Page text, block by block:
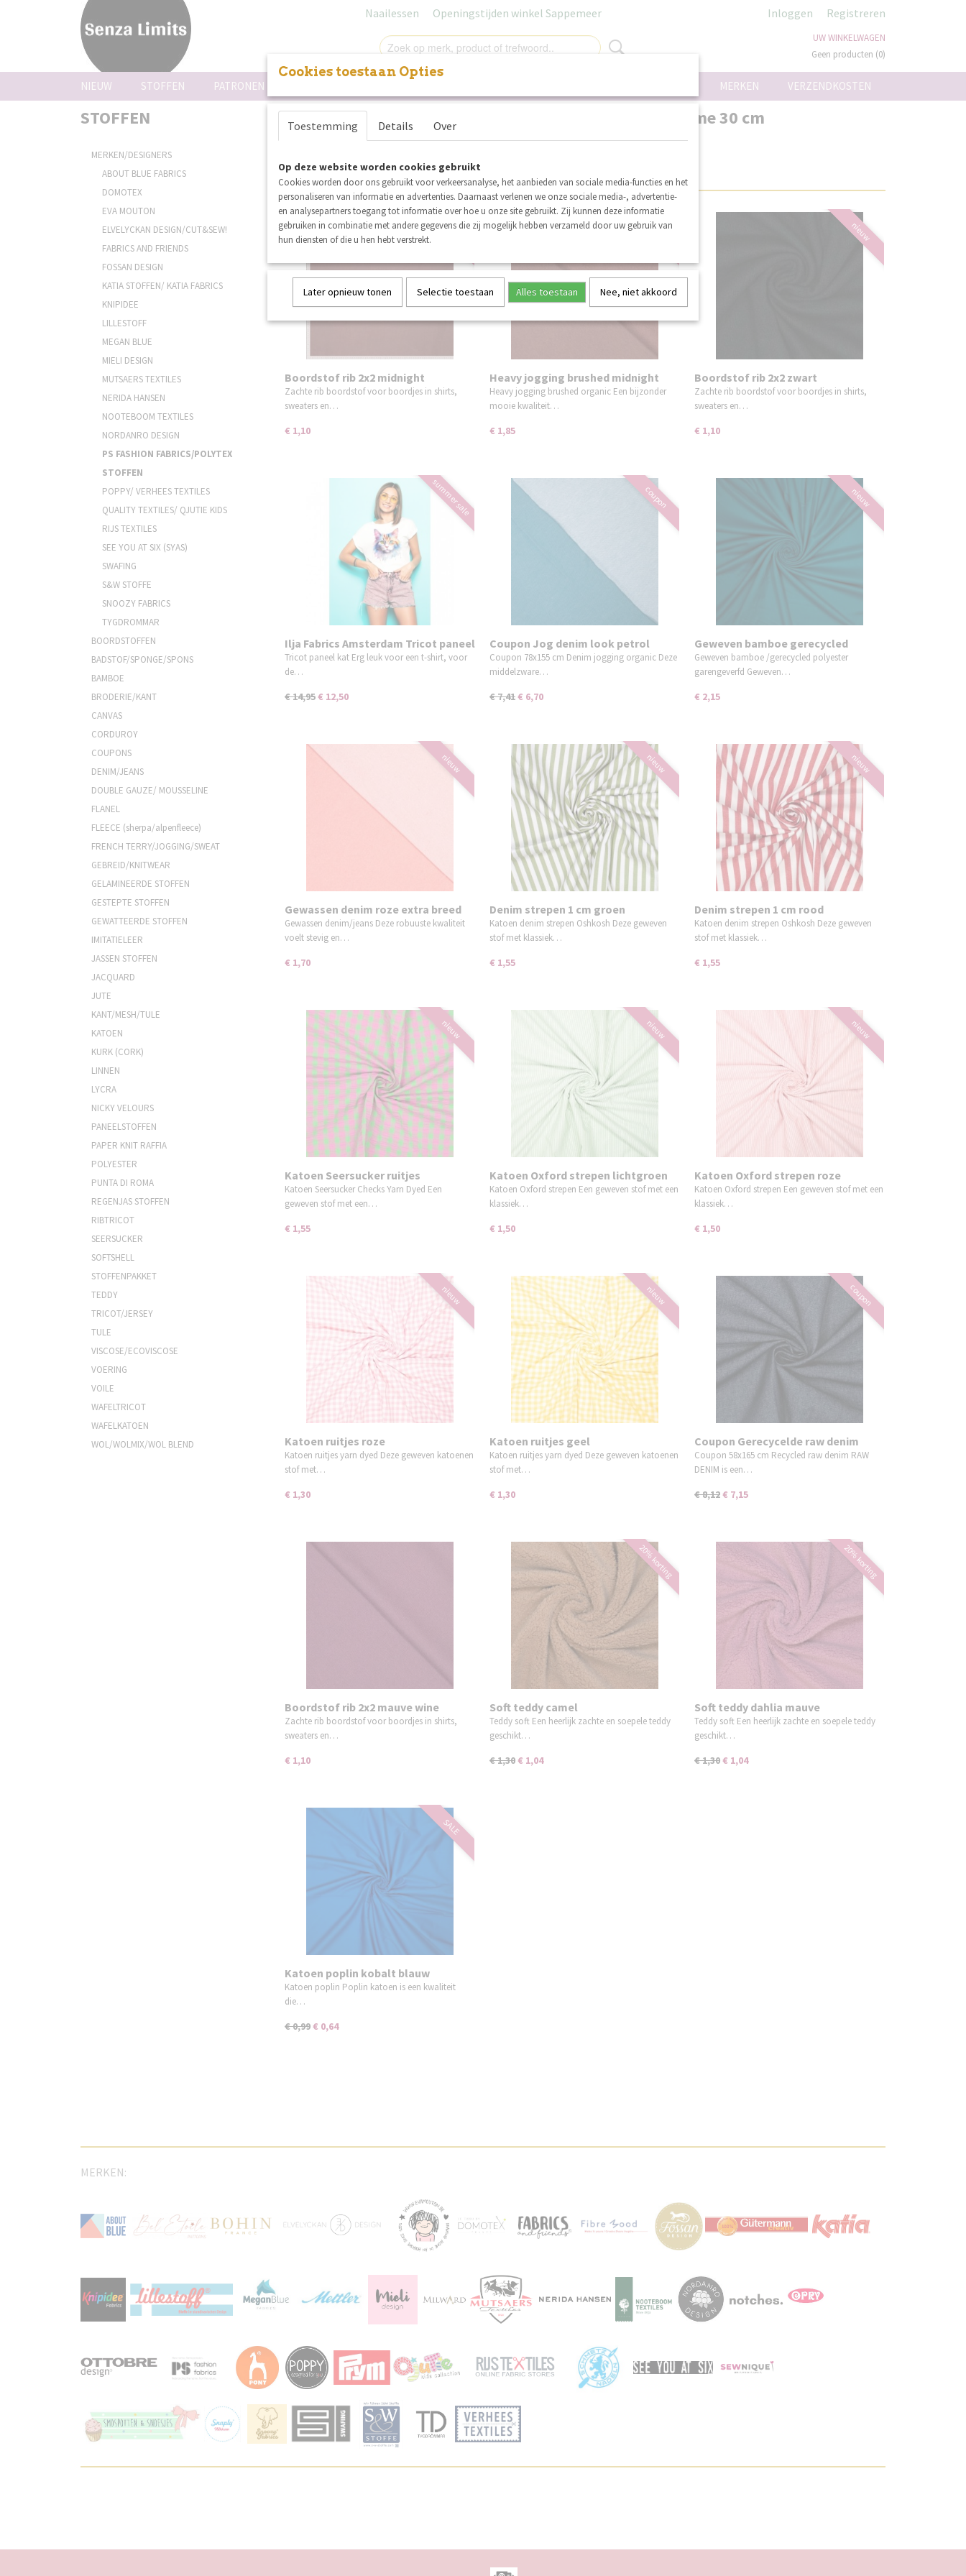
Naailessen Openingstijden winkel Sappemeer Inloggen Registreren
UW WINKELWAGEN
Geen producten (0)
VERZENDKOSTEN
MERKEN
NIEUW STOFFEN PATRONEN
STOFFEN
MERKEN/DESIGNERS
ABOUT BLUE FABRICS
DOMOTEX
EVA MOUTON
ELVELYCKAN DESIGN/CUT&SEW!
FABRICS AND FRIENDS
FOSSAN DESIGN
KATIA STOFFEN/ KATIA FABRICS
KNIPIDEE
LILLESTOFF
MEGAN BLUE
MIELI DESIGN
MUTSAERS TEXTILES
NERIDA HANSEN
NOOTEBOOM TEXTILES
NORDANRO DESIGN
PS FASHION FABRICS/POLYTEX
STOFFEN
POPPY/ VERHEES TEXTILES
QUALITY TEXTILES/ QJUTIE KIDS
RIJS TEXTILES
SEE YOU AT SIX (SYAS)
SWAFING
S&W STOFFE
SNOOZY FABRICS
TYGDROMMAR
BOORDSTOFFEN
BADSTOF/SPONGE/SPONS
BAMBOE
BRODERIE/KANT
CANVAS
CORDUROY
COUPONS
DENIM/JEANS
DOUBLE GAUZE/ MOUSSELINE
FLANEL
FLEECE (sherpa/alpenfleece)
FRENCH TERRY/JOGGING/SWEAT
GEBREID/KNITWEAR
GELAMINEERDE STOFFEN
GESTEPTE STOFFEN
GEWATTEERDE STOFFEN
IMITATIELEER
JASSEN STOFFEN
JACQUARD
JUTE
KANT/MESH/TULE
KATOEN
KURK (CORK)
LINNEN
LYCRA
NICKY VELOURS
PANEELSTOFFEN
PAPER KNIT RAFFIA
POLYESTER
PUNTA DI ROMA
REGENJAS STOFFEN
RIBTRICOT
SEERSUCKER
SOFTSHELL
STOFFENPAKKET
TEDDY
TRICOT/JERSEY
TULE
VISCOSE/ECOVISCOSE
VOERING
VOILE
WAFELTRICOT
WAFELKATOEN
WOL/WOLMIX/WOL BLEND
Polytex stoffen per 10 cm te bestellen, minimale afname 30 cm
nieuw
Boordstof rib 2x2 midnight
burgundy
Zachte rib boordstof voor boordjes in shirts,
sweaters en…
€ 1,10
nieuw
Heavy jogging brushed midnight
burgundy organic
Heavy jogging brushed organic Een bijzonder
mooie kwaliteit…
€ 1,85
nieuw
Boordstof rib 2x2 zwart
Zachte rib boordstof voor boordjes in shirts,
sweaters en…
€ 1,10
summer sale
Ilja Fabrics Amsterdam Tricot paneel
kat
Tricot paneel kat Erg leuk voor een t-shirt, voor
de…
€ 14,95€ 12,50
coupon
Coupon Jog denim look petrol
organic 78x155 cm
Coupon 78x155 cm Denim jogging organic Deze
middelzware…
€ 7,41€ 6,70
nieuw
Geweven bamboe gerecycled
polyester petrol
Geweven bamboe /gerecycled polyester
garengeverfd Geweven…
€ 2,15
nieuw
Gewassen denim roze extra breed
Gewassen denim/jeans Deze robuuste kwaliteit
voelt stevig en…
€ 1,70
nieuw
Denim strepen 1 cm groen
Katoen denim strepen Oshkosh Deze geweven
stof met klassiek…
€ 1,55
nieuw
Denim strepen 1 cm rood
Katoen denim strepen Oshkosh Deze geweven
stof met klassiek…
€ 1,55
nieuw
Katoen Seersucker ruitjes
Katoen Seersucker Checks Yarn Dyed Een
geweven stof met een…
€ 1,55
nieuw
Katoen Oxford strepen lichtgroen
Katoen Oxford strepen Een geweven stof met een
klassiek…
€ 1,50
nieuw
Katoen Oxford strepen roze
Katoen Oxford strepen Een geweven stof met een
klassiek…
€ 1,50
nieuw
Katoen ruitjes roze
Katoen ruitjes yarn dyed Deze geweven katoenen
stof met…
€ 1,30
nieuw
Katoen ruitjes geel
Katoen ruitjes yarn dyed Deze geweven katoenen
stof met…
€ 1,30
coupon
Coupon Gerecycelde raw denim
indigo 58x165 cm
Coupon 58x165 cm Recycled raw denim RAW
DENIM is een…
€ 8,12€ 7,15
Boordstof rib 2x2 mauve wine
Zachte rib boordstof voor boordjes in shirts,
sweaters en…
€ 1,10
20% korting
Soft teddy camel
Teddy soft Een heerlijk zachte en soepele teddy
geschikt…
€ 1,30€ 1,04
20% korting
Soft teddy dahlia mauve
Teddy soft Een heerlijk zachte en soepele teddy
geschikt…
€ 1,30€ 1,04
SALE
Katoen poplin kobalt blauw
Katoen poplin Poplin katoen is een kwaliteit
die…
€ 0,99€ 0,64
MERKEN:
Cookies toestaan Opties
Toestemming Details Over
Op deze website worden cookies gebruikt
Cookies worden door ons gebruikt voor verkeersanalyse, het aanbieden van sociale media-functies en het
personaliseren van informatie en advertenties. Daarnaast verlenen we onze sociale media-, advertentie-
en analysepartners toegang tot informatie over hoe u onze site gebruikt. Zij kunnen deze informatie
gebruiken in combinatie met andere gegevens die zij mogelijk hebben verzameld door uw gebruik van
hun diensten of die u hen hebt verstrekt.
Later opnieuw tonen Selectie toestaan Alles toestaan Nee, niet akkoord